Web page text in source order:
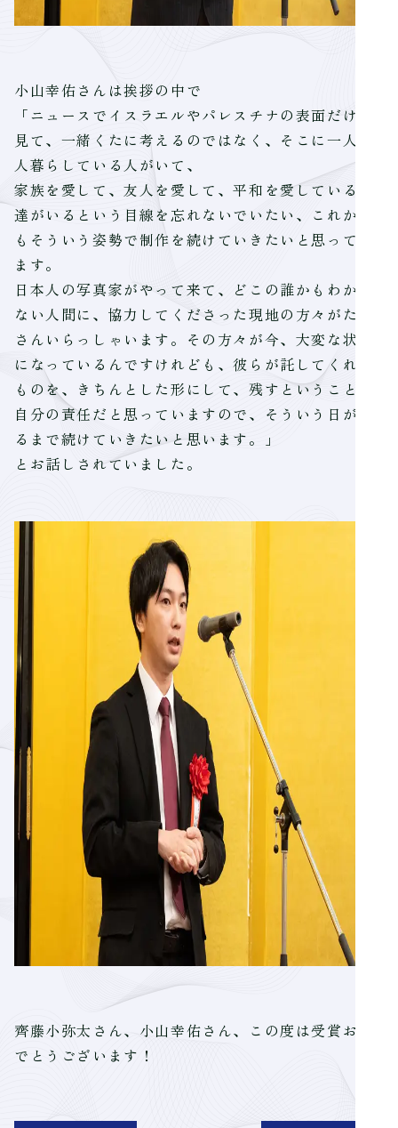
小山幸佑さんは挨拶の中で
「ニュースでイスラエルやパレスチナの表面だけを
見て、一緒くたに考えるのではなく、そこに一人一
人暮らしている人がいて、
家族を愛して、友人を愛して、平和を愛している人
達がいるという目線を忘れないでいたい、これから
もそういう姿勢で制作を続けていきたいと思ってい
ます。
日本人の写真家がやって来て、どこの誰かもわから
ない人間に、協力してくださった現地の方々がたく
さんいらっしゃいます。その方々が今、大変な状況
になっているんですけれども、彼らが託してくれた
ものを、きちんとした形にして、残すということが
自分の責任だと思っていますので、そういう日が来
るまで続けていきたいと思います。」
とお話しされていました。
齊藤小弥太さん、小山幸佑さん、この度は受賞おめ
でとうございます！